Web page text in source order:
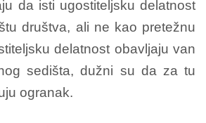
da isti ugostiteljsku delatnost
društva, ali ne kao pretežnu
delatnost obavljaju van
sedišta, dužni su da za tu
ogranak.